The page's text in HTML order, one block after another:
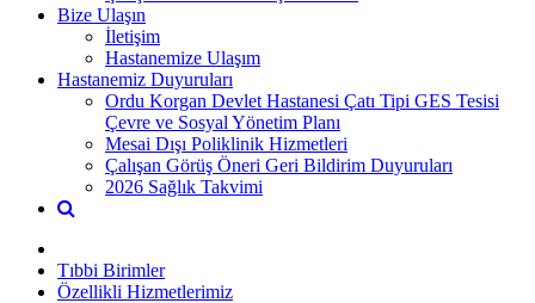
Bize Ulaşın
İletişim
Hastanemize Ulaşım
Hastanemiz Duyuruları
Ordu Korgan Devlet Hastanesi Çatı Tipi GES Tesisi
Çevre ve Sosyal Yönetim Planı
Mesai Dışı Poliklinik Hizmetleri
Çalışan Görüş Öneri Geri Bildirim Duyuruları
2026 Sağlık Takvimi
Tıbbi Birimler
Özellikli Hizmetlerimiz